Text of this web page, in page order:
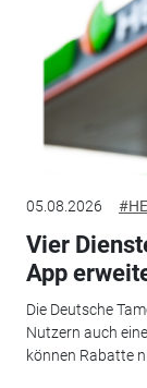
05.08.2026
Vier
App
Die Deutsche
Nutzern auch
können Rabatte